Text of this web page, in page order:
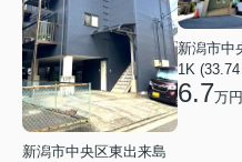
新潟市中央区東出来島
1K
6.7万円